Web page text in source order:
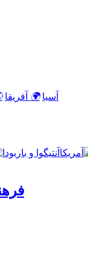
آسیا 🌍 آفریقا
آمریکا